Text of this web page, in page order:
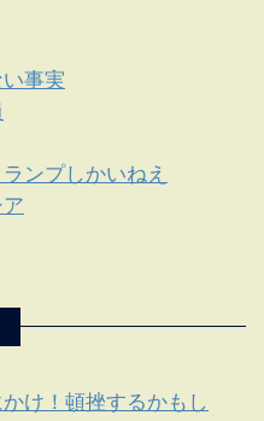
事実
ンプしかいねえ
け！頓挫するかもし